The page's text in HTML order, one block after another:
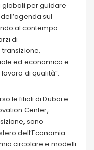
globali per guidare
sul
al contempo
di
ed economica e
di qualità”.
le filiali di Dubai e
Center,
sono
dell’Economia
circolare e modelli